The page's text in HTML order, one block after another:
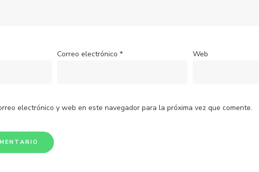
Correo electrónico* Web
electrónico y web en este navegador para la próxima vez que comente.